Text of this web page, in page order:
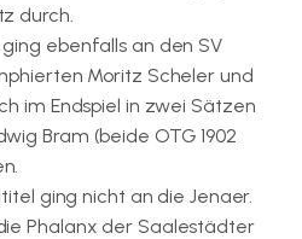
durch.
ebenfalls an den SV
Moritz Scheler und
im Endspiel in zwei Sätzen
Bram (beide OTG 1902
ging nicht an die Jenaer.
Phalanx der Saalestädter